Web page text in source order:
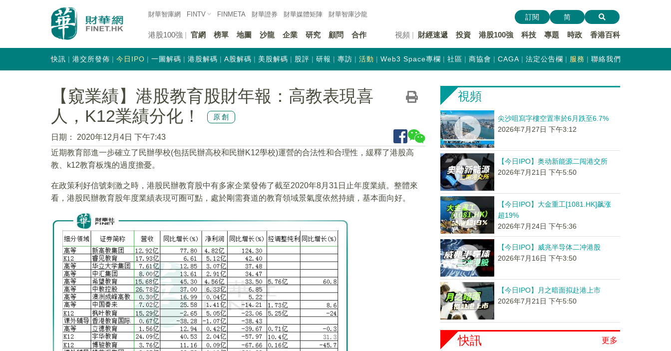
財華智庫網 FINTV FINMETA 財華證券 財華媒體矩陣 財華智庫沙龍
港股100強 官網 榜單 地圖 沙龍 企業 研究 顧問 合作 視頻 財經速遞 投資 港股100強 科技 專題 時政 香港百科
訂閱 简
快訊 港交所發佈 今日IPO 一圖解碼 港股解碼 A股解碼 美股解碼 股評 研報 專訪 活動 Web3 Space專欄 社區 商協會 CAGA 法定公告欄 服務 聯絡我們
【窺業績】港股教育股財年報：高教表現喜
人，K12業績分化！
原創
日期：
2020年12月4日 下午7:43
近期教育部進一步確立了民辦學校(包括民辦高校和民辦K12學校)運營的合法性和合理性，緩釋了港股高
教、k12教育板塊的過度擔憂。
在政策利好信號刺激之時，港股民辦教育股中有多家企業發佈了截至2020年8月31日止年度業績。整體來
看，港股民辦教育股年度業績表現可圈可點，處於剛需賽道的教育領域景氣度依然持續，基本面向好。
視頻
尖沙咀寫字樓空置率於6月跌至6.7%
2026年7月27日 下午3:12
【今日IPO】奥动新能源二闯港交所
2026年7月21日 下午5:50
【今日IPO】大金重工[1081.HK]飙涨
超19%
2026年7月24日 下午5:36
【今日IPO】威兆半导体二冲港股
2026年7月16日 下午3:50
【今日IPO】月之暗面拟赴港上市
2026年7月21日 下午5:50
更多
快訊